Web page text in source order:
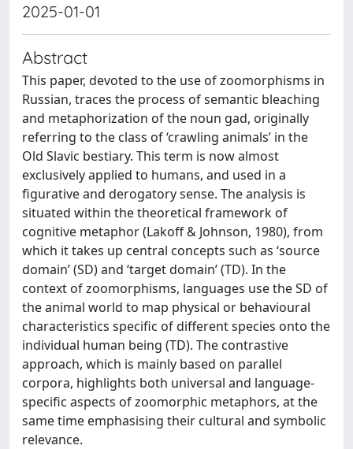
2025-01-01
Abstract
This paper, devoted to the use of zoomorphisms in
Russian, traces the process of semantic bleaching
and metaphorization of the noun gad, originally
referring to the class of ‘crawling animals’ in the
Old Slavic bestiary. This term is now almost
exclusively applied to humans, and used in a
figurative and derogatory sense. The analysis is
situated within the theoretical framework of
cognitive metaphor (Lakoff & Johnson, 1980), from
which it takes up central concepts such as ‘source
domain’ (SD) and ‘target domain’ (TD). In the
context of zoomorphisms, languages use the SD of
the animal world to map physical or behavioural
characteristics specific of different species onto the
individual human being (TD). The contrastive
approach, which is mainly based on parallel
corpora, highlights both universal and language-
specific aspects of zoomorphic metaphors, at the
same time emphasising their cultural and symbolic
relevance.